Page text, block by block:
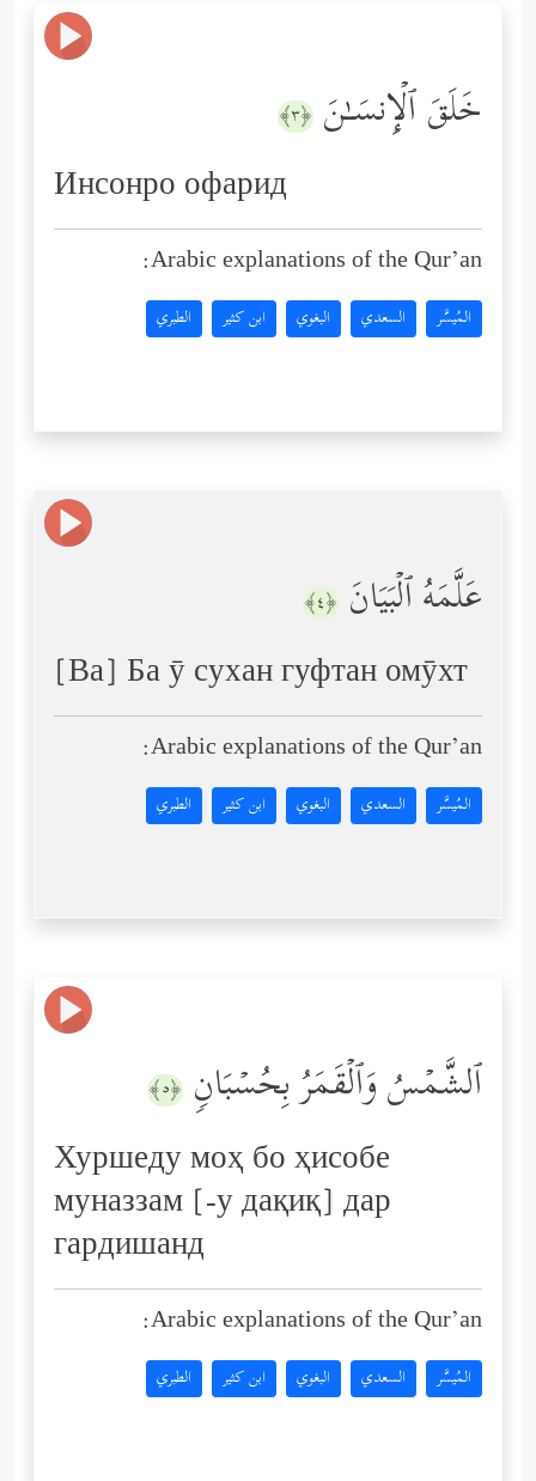
خَلَقَ ٱلۡإِنسَـٰنَ ﴿٣﴾
Инсонро офарид
Arabic explanations of the Qur’an:
المُيسَّر السعدي البغوي ابن كثير الطبري
عَلَّمَهُ ٱلۡبَیَانَ ﴿٤﴾
[Ва] Ба ӯ сухан гуфтан омӯхт
Arabic explanations of the Qur’an:
المُيسَّر السعدي البغوي ابن كثير الطبري
ٱلشَّمۡسُ وَٱلۡقَمَرُ بِحُسۡبَانࣲ ﴿٥﴾
Хуршеду моҳ бо ҳисобе
муназзам [-у дақиқ] дар
гардишанд
Arabic explanations of the Qur’an:
المُيسَّر السعدي البغوي ابن كثير الطبري